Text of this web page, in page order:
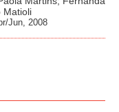
Matioli
Jun, 2008